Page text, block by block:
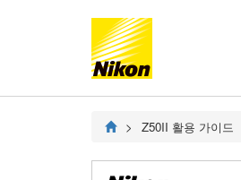
Z50II 활용 가이드